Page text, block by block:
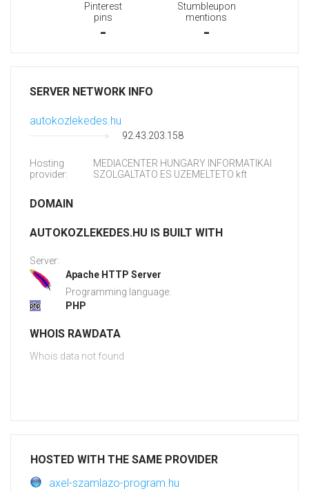
Pinterest
pins
-
Stumbleupon
mentions
-
SERVER NETWORK INFO
autokozlekedes.hu
92.43.203.158
Hosting
provider:
MEDIACENTER HUNGARY INFORMATIKAI
SZOLGALTATO ES UZEMELTETO kft
DOMAIN
AUTOKOZLEKEDES.HU IS BUILT WITH
Server:
Apache HTTP Server
Programming language:
PHP
WHOIS RAWDATA
Whois data not found
HOSTED WITH THE SAME PROVIDER
axel-szamlazo-program.hu